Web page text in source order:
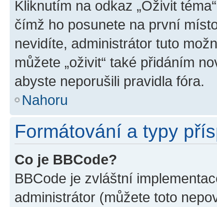
Kliknutím na odkaz „Oživit
čímž ho posunete na první
nevidíte, administrátor tuto
můžete „oživit“ také přidáním
abyste neporušili pravidla fóra.
Nahoru
Formátování a typy
Co je BBCode?
BBCode je zvláštní
administrátor (můžete toto